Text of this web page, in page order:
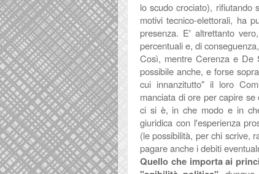
lo scudo crociato), rifiutando
motivi tecnico-elettorali, ha
presenza. E' altrettanto
percentuali e, di
Così, mentre Cerenza e De
possibile anche, e forse
cui innanzitutto" il loro
manciata di ore per capire
ci si è, in che modo e in
giuridica con l'esperienza
(le possibilità, per chi scrive,
pagare anche i debiti
Quello che importa ai